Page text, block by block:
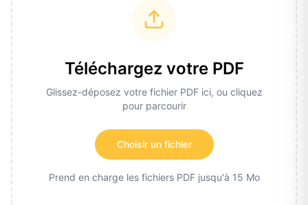
Téléchargez votre PDF
Glissez-déposez votre fichier PDF ici, ou cliquez
pour parcourir
Choisir un fichier
Prend en charge les fichiers PDF jusqu'à 15 Mo